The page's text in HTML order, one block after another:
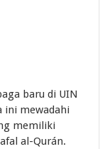
baru di UIN
ini mewadahi
memiliki
al-Qurán.